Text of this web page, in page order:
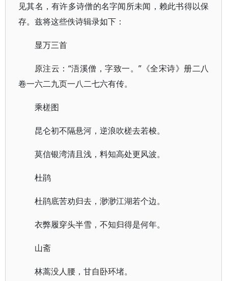
见其名，有许多诗僧的名字闻所未闻，赖此书得以保
存。兹将这些佚诗辑录如下：
显万三首
原注云：“浯溪僧，字致一。”《全宋诗》册二八
卷一六二九页一八二七六有传。
乘槎图
昆仑初不隔悬河，逆浪吹槎去若梭。
莫信银湾清且浅，料知高处更风波。
杜鹃
杜鹃底苦劝归去，渺渺江湖若个边。
衣弊履穿头半雪，不知归得是何年。
山斋
林蒿没人腰，甘自卧环堵。